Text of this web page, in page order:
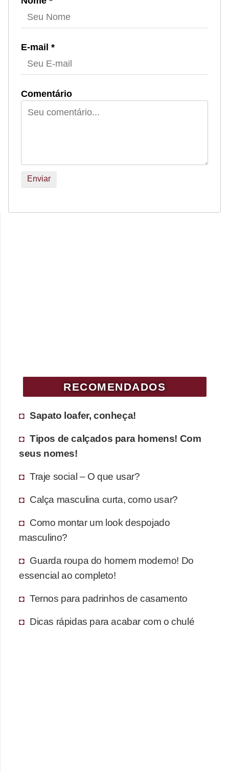
E-mail *
Comentário
RECOMENDADOS
Sapato loafer, conheça!
Tipos de calçados para homens! Com
seus nomes!
Traje social – O que usar?
Calça masculina curta, como usar?
Como montar um look despojado
masculino?
Guarda roupa do homem moderno! Do
essencial ao completo!
Ternos para padrinhos de casamento
Dicas rápidas para acabar com o chulé